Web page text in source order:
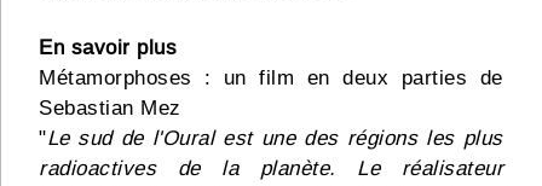
En savoir plus
Métamorphoses : un film en deux parties de
Sebastian Mez
"Le sud de l'Oural est une des régions les plus
radioactives de la planète. Le réalisateur